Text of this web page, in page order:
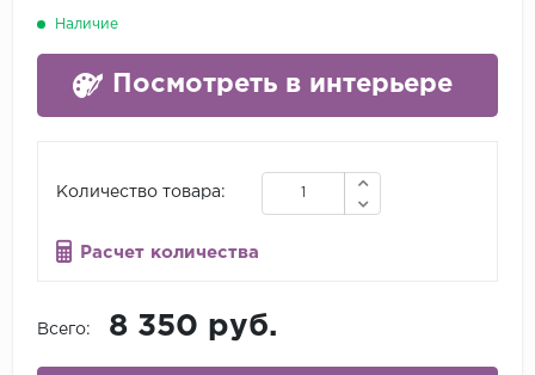
Наличие
Посмотреть в интерьере
Количество товара:
Расчет количества
Всего: 8 350 руб.